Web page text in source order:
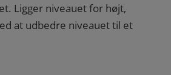
Ligger niveauet for højt,
at udbedre niveauet til et